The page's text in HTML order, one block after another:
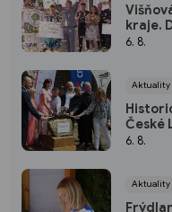
kraje.
zlatou
6. 8.
Aktuality
České
nich
6. 8.
Aktuality